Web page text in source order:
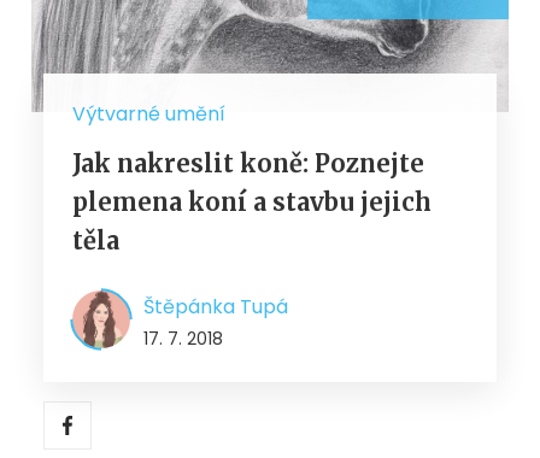
Výtvarné umění
Jak nakreslit koně: Poznejte
plemena koní a stavbu jejich
těla
Štěpánka Tupá
17. 7. 2018